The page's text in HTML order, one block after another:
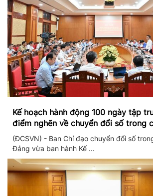
Kế hoạch hành động 100 ngày tập
điểm nghẽn về chuyển đổi số trong
Đảng
(ĐCSVN) - Ban Chỉ đạo chuyển đổi số
Đảng vừa ban hành Kế ...